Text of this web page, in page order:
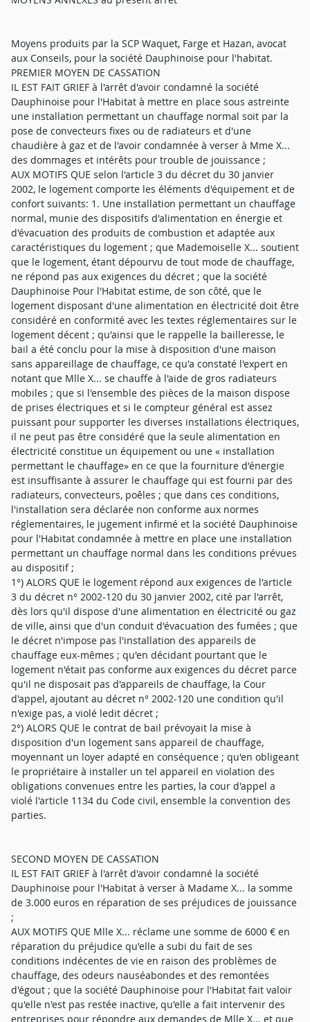
Moyens produits par la SCP Waquet, Farge et Hazan, avocat
aux Conseils, pour la société Dauphinoise pour l'habitat.
PREMIER MOYEN DE CASSATION
IL EST FAIT GRIEF à l'arrêt d'avoir condamné la société
Dauphinoise pour l'Habitat à mettre en place sous astreinte
une installation permettant un chauffage normal soit par la
pose de convecteurs fixes ou de radiateurs et d'une
chaudière à gaz et de l'avoir condamnée à verser à Mme X...
des dommages et intérêts pour trouble de jouissance ;
AUX MOTIFS QUE selon l'article 3 du décret du 30 janvier
2002, le logement comporte les éléments d'équipement et de
confort suivants: 1. Une installation permettant un chauffage
normal, munie des dispositifs d'alimentation en énergie et
d'évacuation des produits de combustion et adaptée aux
caractéristiques du logement ; que Mademoiselle X... soutient
que le logement, étant dépourvu de tout mode de chauffage,
ne répond pas aux exigences du décret ; que la société
Dauphinoise Pour l'Habitat estime, de son côté, que le
logement disposant d'une alimentation en électricité doit être
considéré en conformité avec les textes réglementaires sur le
logement décent ; qu'ainsi que le rappelle la bailleresse, le
bail a été conclu pour la mise à disposition d'une maison
sans appareillage de chauffage, ce qu'a constaté l'expert en
notant que Mlle X... se chauffe à l'aide de gros radiateurs
mobiles ; que si l'ensemble des pièces de la maison dispose
de prises électriques et si le compteur général est assez
puissant pour supporter les diverses installations électriques,
il ne peut pas être considéré que la seule alimentation en
électricité constitue un équipement ou une « installation
permettant le chauffage» en ce que la fourniture d'énergie
est insuffisante à assurer le chauffage qui est fourni par des
radiateurs, convecteurs, poêles ; que dans ces conditions,
l'installation sera déclarée non conforme aux normes
réglementaires, le jugement infirmé et la société Dauphinoise
pour l'Habitat condamnée à mettre en place une installation
permettant un chauffage normal dans les conditions prévues
au dispositif ;
1°) ALORS QUE le logement répond aux exigences de l'article
3 du décret n° 2002-120 du 30 janvier 2002, cité par l'arrêt,
dès lors qu'il dispose d'une alimentation en électricité ou gaz
de ville, ainsi que d'un conduit d'évacuation des fumées ; que
le décret n'impose pas l'installation des appareils de
chauffage eux-mêmes ; qu'en décidant pourtant que le
logement n'était pas conforme aux exigences du décret parce
qu'il ne disposait pas d'appareils de chauffage, la Cour
d'appel, ajoutant au décret n° 2002-120 une condition qu'il
n'exige pas, a violé ledit décret ;
2°) ALORS QUE le contrat de bail prévoyait la mise à
disposition d'un logement sans appareil de chauffage,
moyennant un loyer adapté en conséquence ; qu'en obligeant
le propriétaire à installer un tel appareil en violation des
obligations convenues entre les parties, la cour d'appel a
violé l'article 1134 du Code civil, ensemble la convention des
parties.
SECOND MOYEN DE CASSATION
IL EST FAIT GRIEF à l'arrêt d'avoir condamné la société
Dauphinoise pour l'Habitat à verser à Madame X... la somme
de 3.000 euros en réparation de ses préjudices de jouissance
;
AUX MOTIFS QUE Mlle X... réclame une somme de 6000 € en
réparation du préjudice qu'elle a subi du fait de ses
conditions indécentes de vie en raison des problèmes de
chauffage, des odeurs nauséabondes et des remontées
d'égout ; que la société Dauphinoise pour l'Habitat fait valoir
qu'elle n'est pas restée inactive, qu'elle a fait intervenir des
entreprises pour répondre aux demandes de Mlle X... et que